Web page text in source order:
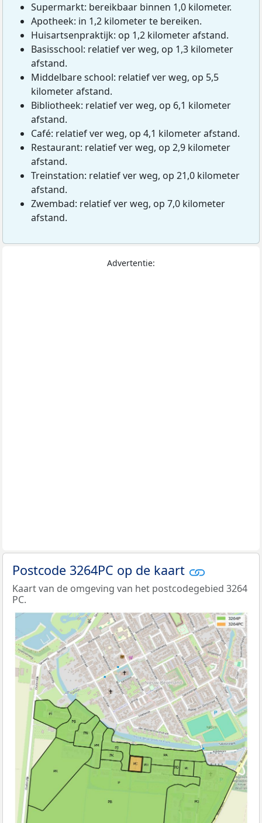
Supermarkt: bereikbaar binnen 1,0 kilometer.
Apotheek: in 1,2 kilometer te bereiken.
Huisartsenpraktijk: op 1,2 kilometer afstand.
Basisschool: relatief ver weg, op 1,3 kilometer
afstand.
Middelbare school: relatief ver weg, op 5,5
kilometer afstand.
Bibliotheek: relatief ver weg, op 6,1 kilometer
afstand.
Café: relatief ver weg, op 4,1 kilometer afstand.
Restaurant: relatief ver weg, op 2,9 kilometer
afstand.
Treinstation: relatief ver weg, op 21,0 kilometer
afstand.
Zwembad: relatief ver weg, op 7,0 kilometer
afstand.
Advertentie:
Postcode 3264PC op de kaart
Kaart van de omgeving van het postcodegebied 3264
PC.